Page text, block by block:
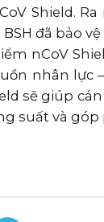
Shield.
đã bảo
nCoV
nhân lực
sẽ giúp
suất và góp